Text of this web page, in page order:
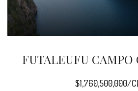
$1,760,500,000/